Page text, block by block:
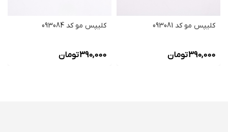
کلیپس مو کد 093081
390,000تومان
کلیپس مو کد 093084
390,000تومان